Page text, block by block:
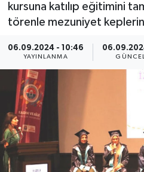
kursuna katılıp eğitimini
törenle mezuniyet
06.09.2024 - 10:46
YAYINLANMA
Tüm Manşetler
Son Dakika Haberleri
Haber Arşivi